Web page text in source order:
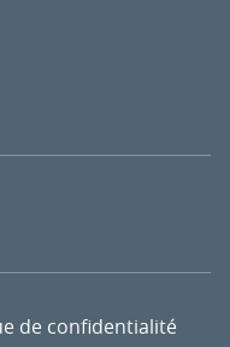
de confidentialité